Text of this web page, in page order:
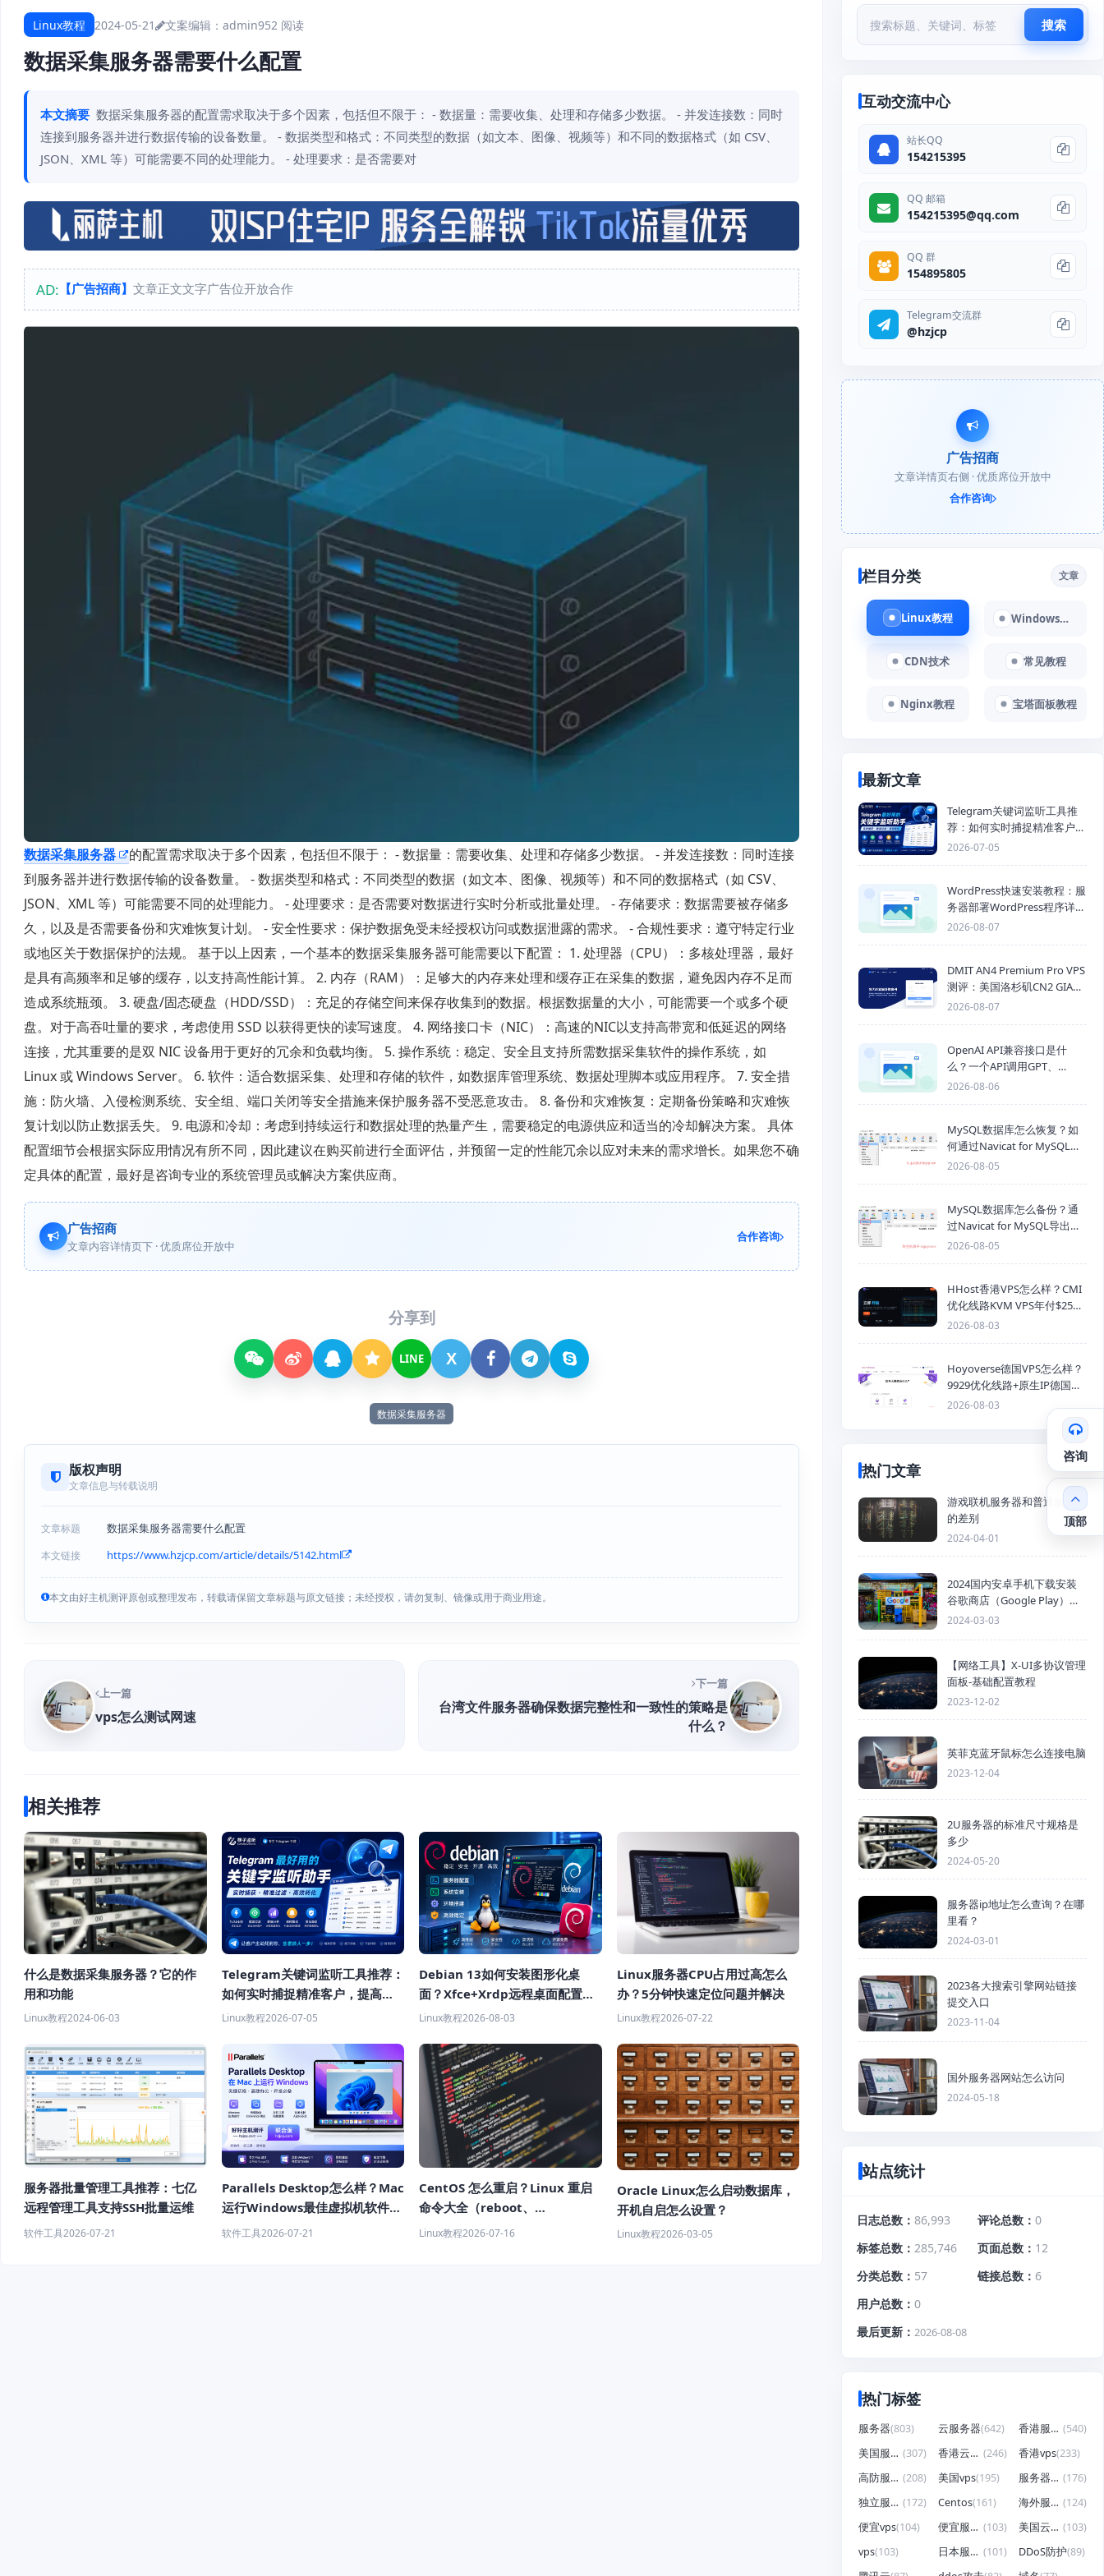
Linux教程 2024-05-21 文案编辑：admin952 阅读
数据采集服务器需要什么配置
本文摘要 数据采集服务器的配置需求取决于多个因素，包括但不限于： - 数据量：需要收集、处理和存储多少数据。 - 并发连接数：同时
连接到服务器并进行数据传输的设备数量。 - 数据类型和格式：不同类型的数据（如文本、图像、视频等）和不同的数据格式（如 CSV、
JSON、XML 等）可能需要不同的处理能力。 - 处理要求：是否需要对
AD: 【广告招商】 文章正文文字广告位开放合作
数据采集服务器
的配置需求取决于多个因素，包括但不限于： - 数据量：需要收集、处理和存储多少数据。 - 并发连接数：同时连接
到服务器并进行数据传输的设备数量。 - 数据类型和格式：不同类型的数据（如文本、图像、视频等）和不同的数据格式（如 CSV、
JSON、XML 等）可能需要不同的处理能力。 - 处理要求：是否需要对数据进行实时分析或批量处理。 - 存储要求：数据需要被存储多
久，以及是否需要备份和灾难恢复计划。 - 安全性要求：保护数据免受未经授权访问或数据泄露的需求。 - 合规性要求：遵守特定行业
或地区关于数据保护的法规。 基于以上因素，一个基本的数据采集服务器可能需要以下配置： 1. 处理器（CPU）：多核处理器，最好
是具有高频率和足够的缓存，以支持高性能计算。 2. 内存（RAM）：足够大的内存来处理和缓存正在采集的数据，避免因内存不足而
造成系统瓶颈。 3. 硬盘/固态硬盘（HDD/SSD）：充足的存储空间来保存收集到的数据。根据数据量的大小，可能需要一个或多个硬
盘。对于高吞吐量的要求，考虑使用 SSD 以获得更快的读写速度。 4. 网络接口卡（NIC）：高速的NIC以支持高带宽和低延迟的网络
连接，尤其重要的是双 NIC 设备用于更好的冗余和负载均衡。 5. 操作系统：稳定、安全且支持所需数据采集软件的操作系统，如
Linux 或 Windows Server。 6. 软件：适合数据采集、处理和存储的软件，如数据库管理系统、数据处理脚本或应用程序。 7. 安全措
施：防火墙、入侵检测系统、安全组、端口关闭等安全措施来保护服务器不受恶意攻击。 8. 备份和灾难恢复：定期备份策略和灾难恢
复计划以防止数据丢失。 9. 电源和冷却：考虑到持续运行和数据处理的热量产生，需要稳定的电源供应和适当的冷却解决方案。 具体
配置细节会根据实际应用情况有所不同，因此建议在购买前进行全面评估，并预留一定的性能冗余以应对未来的需求增长。如果您不确
定具体的配置，最好是咨询专业的系统管理员或解决方案供应商。
广告招商
文章内容详情页下 · 优质席位开放中
合作咨询
分享到
LINE X
数据采集服务器
版权声明
文章信息与转载说明
文章标题 数据采集服务器需要什么配置
本文链接 https://www.hzjcp.com/article/details/5142.html
本文由好主机测评原创或整理发布，转载请保留文章标题与原文链接；未经授权，请勿复制、镜像或用于商业用途。
上一篇
vps怎么测试网速
下一篇
台湾文件服务器确保数据完整性和一致性的策略是
什么？
相关推荐
什么是数据采集服务器？它的作
用和功能
Linux教程2024-06-03
Telegram关键词监听工具推荐：
如何实时捕捉精准客户，提高获
客效率？
Linux教程2026-07-05
Debian 13如何安装图形化桌
面？Xfce+Xrdp远程桌面配置教
程
Linux教程2026-08-03
Linux服务器CPU占用过高怎么
办？5分钟快速定位问题并解决
Linux教程2026-07-22
服务器批量管理工具推荐：七亿
远程管理工具支持SSH批量运维
软件工具2026-07-21
Parallels Desktop怎么样？Mac
运行Windows最佳虚拟机软件推
荐
软件工具2026-07-21
CentOS 怎么重启？Linux 重启
命令大全（reboot、
shutdown、systemctl 教程）
Linux教程2026-07-16
Oracle Linux怎么启动数据库，
开机自启怎么设置？
Linux教程2026-03-05
搜索
互动交流中心
站长QQ
154215395
QQ 邮箱
154215395@qq.com
QQ 群
154895805
Telegram交流群
@hzjcp
广告招商
文章详情页右侧 · 优质席位开放中
合作咨询
栏目分类 文章
Linux教程 Windows教程
CDN技术 常见教程
Nginx教程 宝塔面板教程
最新文章
Telegram关键词监听工具推
荐：如何实时捕捉精准客户，
提高获客效率？
2026-07-05
WordPress快速安装教程：服
务器部署WordPress程序详细
步骤
2026-08-07
DMIT AN4 Premium Pro VPS
测评：美国洛杉矶CN2 GIA三
网优化线路性能测试
2026-08-07
OpenAI API兼容接口是什
么？一个API调用GPT、
Claude、Gemini、DeepSeek
2026-08-06
MySQL数据库怎么恢复？如
何通过Navicat for MySQL导
入SQL备份文件
2026-08-05
MySQL数据库怎么备份？通
过Navicat for MySQL导出
Mysql数据库为SQL格式备份
2026-08-05
HHost香港VPS怎么样？CMI
优化线路KVM VPS年付$25
起，4GB内存优惠套餐
2026-08-03
Hoyoverse德国VPS怎么样？
9929优化线路+原生IP德国
KVM VPS推荐
2026-08-03
热门文章
游戏联机服务器和普通服务器
的差别
2024-04-01
2024国内安卓手机下载安装
谷歌商店（Google Play）详
细步骤
2024-03-03
【网络工具】X-UI多协议管理
面板-基础配置教程
2023-12-02
英菲克蓝牙鼠标怎么连接电脑
2023-12-04
2U服务器的标准尺寸规格是
多少
2024-05-20
服务器ip地址怎么查询？在哪
里看？
2024-03-01
2023各大搜索引擎网站链接
提交入口
2023-11-04
国外服务器网站怎么访问
2024-05-18
站点统计
日志总数 86,993 评论总数
0
标签总数
285,746 页面总数
12
分类总数
57 链接总数
6
用户总数
0
最后更新
2026-08-08
热门标签
服务器(803) 云服务器(642) 香港服务器 (540)
美国服务器 (307) 香港云服务器 (246) 香港vps(233)
高防服务器 (208) 美国vps(195) 服务器租用 (176)
独立服务器 (172) Centos(161) 海外服务器 (124)
便宜vps(104) 便宜服务器 (103) 美国云服务器 (103)
vps(103) 日本服务器 (101) DDoS防护(89)
咨询
顶部